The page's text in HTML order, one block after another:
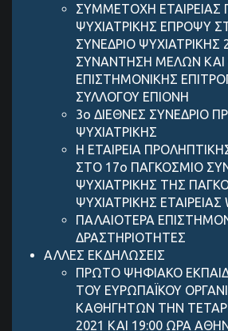
ΣΥΜΜΕΤΟΧΗ ΕΤΑΙΡΕΙΑΣ
ΨΥΧΙΑΤΡΙΚΗΣ ΕΠΡΟΨΥ
ΣΥΝΕΔΡΙΟ ΨΥΧΙΑΤΡΙΚΗΣ
ΣΥΝΑΝΤΗΣΗ ΜΕΛΩΝ ΚΑΙ
ΕΠΙΣΤΗΜΟΝΙΚΗΣ
ΣΥΛΛΟΓΟΥ ΕΠΙΟΝΗ
3ο ΔΙΕΘΝΕΣ ΣΥΝΕΔΡΙΟ
ΨΥΧΙΑΤΡΙΚΗΣ
Η ΕΤΑΙΡΕΙΑ
ΣΤΟ 17ο ΠΑΓΚΟΣΜΙΟ
ΨΥΧΙΑΤΡΙΚΗΣ ΤΗΣ
ΨΥΧΙΑΤΡΙΚΗΣ ΕΤΑΙΡΕΙΑΣ
ΠΑΛΑΙΟΤΕΡΑ
ΔΡΑΣΤΗΡΙΟΤΗΤΕΣ
ΑΛΛΕΣ ΕΚΔΗΛΩΣΕΙΣ
ΠΡΩΤΟ ΨΗΦΙΑΚΟ
ΤΟΥ ΕΥΡΩΠΑΪΚΟΥ
ΚΑΘΗΓΗΤΩΝ ΤΗΝ
2021 ΚΑΙ 19:00 ΩΡΑ